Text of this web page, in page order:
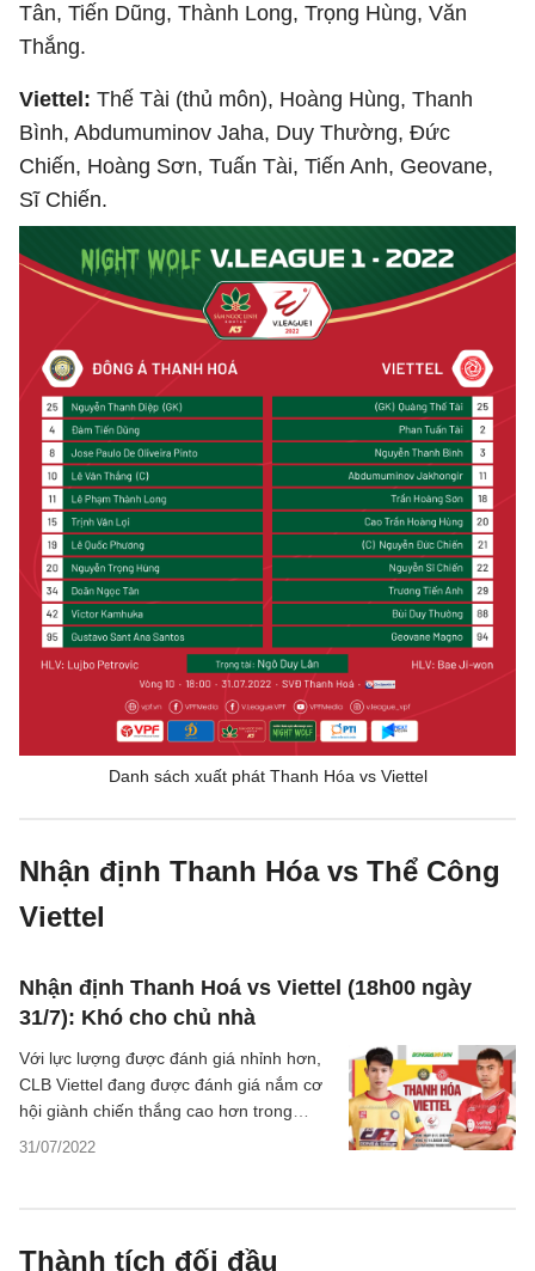
Tân, Tiến Dũng, Thành Long, Trọng Hùng, Văn
Thắng.
Viettel: Thế Tài (thủ môn), Hoàng Hùng, Thanh
Bình, Abdumuminov Jaha, Duy Thường, Đức
Chiến, Hoàng Sơn, Tuấn Tài, Tiến Anh, Geovane,
Sĩ Chiến.
Danh sách xuất phát Thanh Hóa vs Viettel
Nhận định Thanh Hóa vs Thể Công
Viettel
Nhận định Thanh Hoá vs Viettel (18h00 ngày
31/7): Khó cho chủ nhà
31/07/2022
Với lực lượng được đánh giá nhỉnh hơn,
CLB Viettel đang được đánh giá nắm cơ
hội giành chiến thắng cao hơn trong
chuyến làm khách tới sân của Đông Á
Thành tích đối đầu